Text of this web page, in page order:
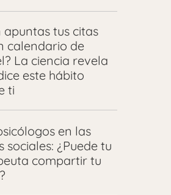
apuntas tus citas
calendario de
La ciencia revela
este hábito
ti
en las
sociales: ¿Puede tu
compartir tu